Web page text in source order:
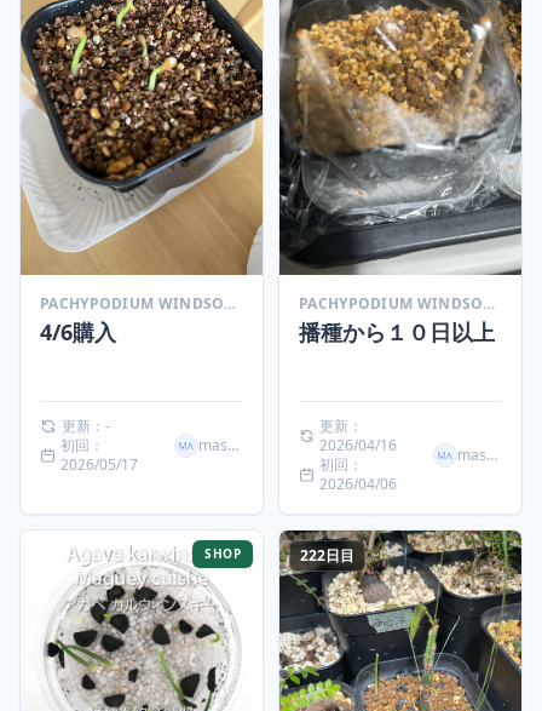
PACHYPODIUM WINDSORII (パキポディウム ウィンゾリー)
4/6購入
更新：-
初回：
2026/05/17
masaki
PACHYPODIUM WINDSORII (パキポディウム ウィンゾリー)
播種から１０日以上
更新：
2026/04/16
初回：
2026/04/06
masaki
SHOP 222日目